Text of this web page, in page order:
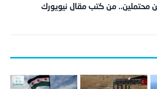
محتملين.. من كتب مقال نيويورك